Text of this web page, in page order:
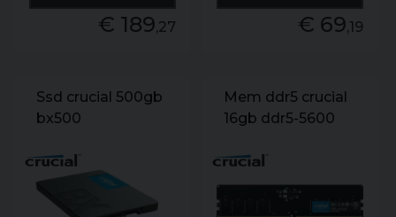
€ 189,27 € 69,19
Ssd crucial 500gb
bx500
2.5 sata3 r/w
550/500 (siae)
Mem ddr5 crucial
16gb ddr5-5600
ct16g56c46u5